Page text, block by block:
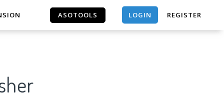
ASOTOOLS LOGIN REGISTER